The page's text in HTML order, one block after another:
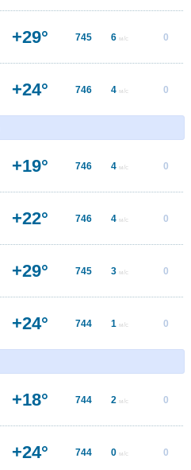
+29° 745 6 м/с 0
+24° 746 4 м/с 0
+19° 746 4 м/с 0
+22° 746 4 м/с 0
+29° 745 3 м/с 0
+24° 744 1 м/с 0
+18° 744 2 м/с 0
+24° 744 0 м/с 0